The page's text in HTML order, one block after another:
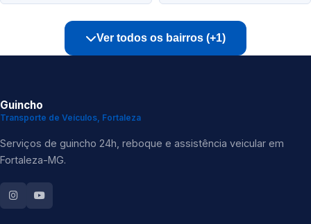
Ver todos os bairros (+1)
Guincho
Transporte de Veículos, Fortaleza
Serviços de guincho 24h, reboque e assistência veicular em
Fortaleza-MG.